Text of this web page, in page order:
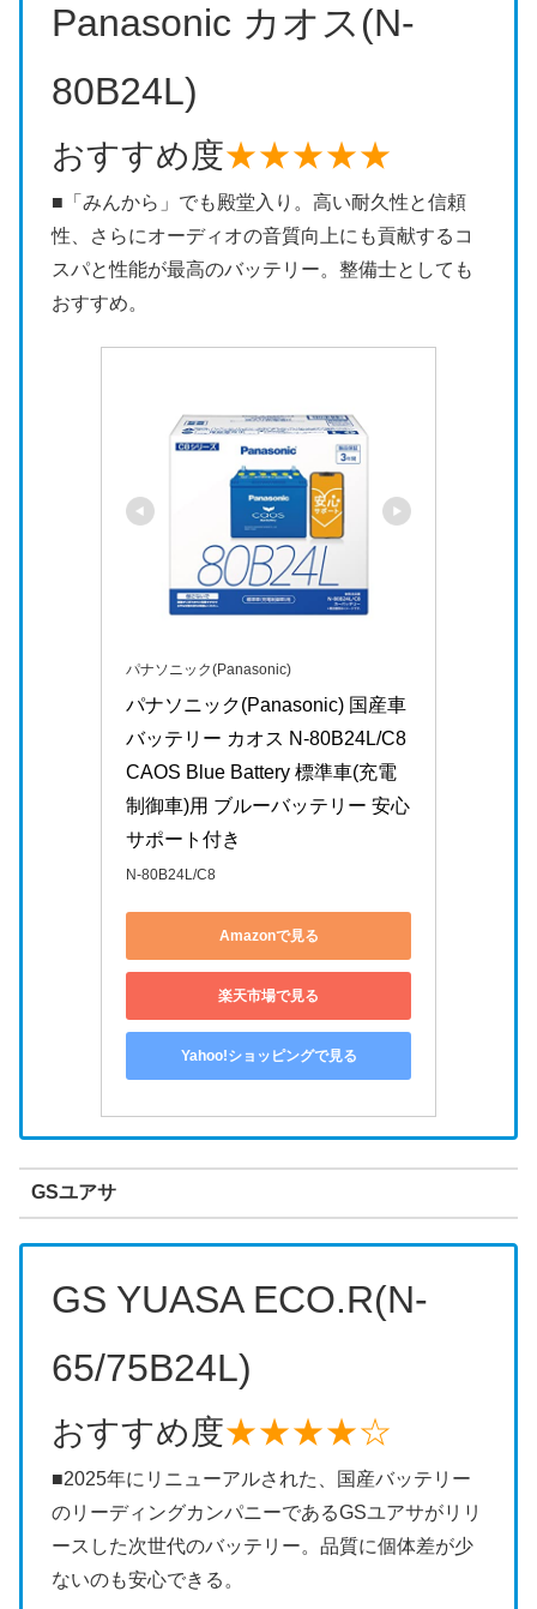
Panasonic カオス(N-
80B24L)
おすすめ度★★★★★
■「みんから」でも殿堂入り。高い耐久性と信頼
性、さらにオーディオの音質向上にも貢献するコ
スパと性能が最高のバッテリー。整備士としても
おすすめ。
パナソニック(Panasonic)
パナソニック(Panasonic) 国産車
バッテリー カオス N-80B24L/C8
CAOS Blue Battery 標準車(充電
制御車)用 ブルーバッテリー 安心
サポート付き
N-80B24L/C8
Amazonで見る
楽天市場で見る
Yahoo!ショッピングで見る
GSユアサ
GS YUASA ECO.R(N-
65/75B24L)
おすすめ度★★★★☆
■2025年にリニューアルされた、国産バッテリー
のリーディングカンパニーであるGSユアサがリリ
ースした次世代のバッテリー。品質に個体差が少
ないのも安心できる。